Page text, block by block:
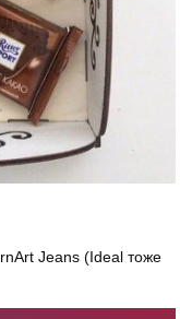
Jeans (Ideal тоже